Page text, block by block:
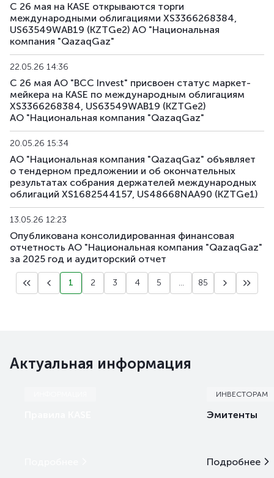
С 26 мая на KASE открываются торги
международными облигациями XS3366268384,
US63549WAB19 (KZTGe2) АО "Национальная
компания "QazaqGaz"
22.05.26 14:36
С 26 мая АО "BCC Invest" присвоен статус маркет-
мейкера на KASE по международным облигациям
XS3366268384, US63549WAB19 (KZTGe2)
АО "Национальная компания "QazaqGaz"
20.05.26 15:34
АО "Национальная компания "QazaqGaz" объявляет
о тендерном предложении и об окончательных
результатах собрания держателей международных
облигаций XS1682544157, US48668NAA90 (KZTGe1)
13.05.26 12:23
Опубликована консолидированная финансовая
отчетность АО "Национальная компания "QazaqGaz"
за 2025 год и аудиторский отчет
1 2 3 4 5 ... 85
Актуальная информация
ИНВЕСТОРАМ
Эмитенты
Подробнее